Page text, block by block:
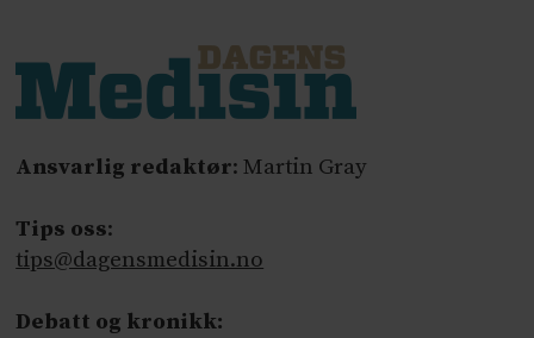
Ansvarlig redaktør: Martin Gray
Tips oss:
tips@dagensmedisin.no
Debatt og kronikk: